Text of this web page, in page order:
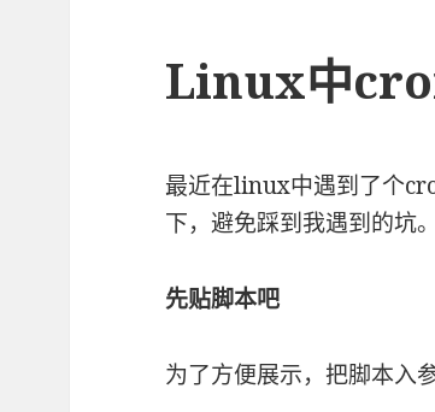
Linux中
最近在linux中遇到了个
下，避免踩到我遇到的坑。
先贴脚本吧
为了方便展示，把脚本入